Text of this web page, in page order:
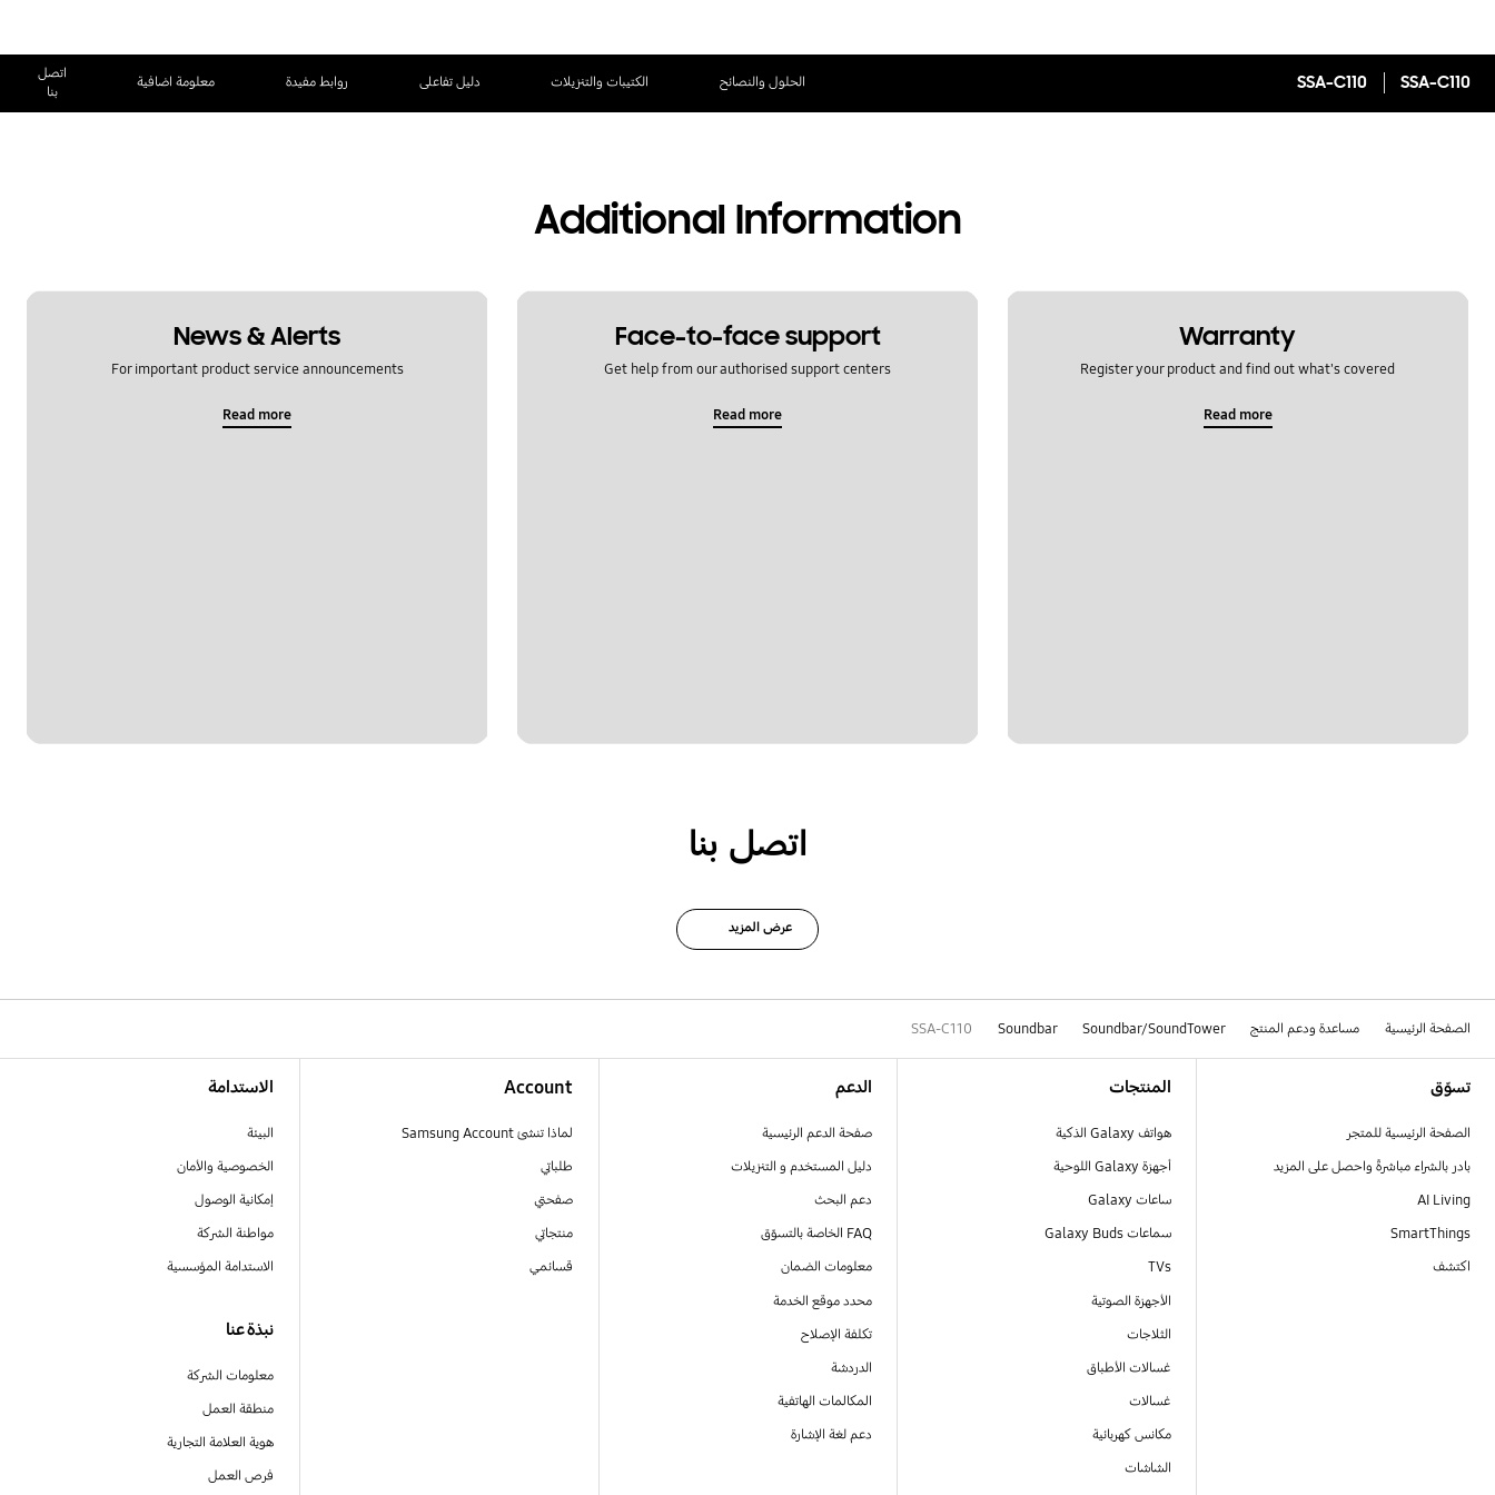
SSA-C110
SSA-C110 الحلول والنصائح الكتيبات والتنزيلات دليل تفاعلى روابط مفيدة معلومة اضافية
اتصل
بنا
Additional Information
Warranty
Register your product and find out what's covered
Read more
Face-to-face support
Get help from our authorised support centers
Read more
News & Alerts
For important product service announcements
Read more
اتصل بنا
عرض المزيد
الصفحة الرئيسية مساعدة ودعم المنتج Soundbar/SoundTower
Soundbar
SSA-C110
تسوّق
الصفحة الرئيسية للمتجر
بادر بالشراء مباشرةً واحصل على المزيد
AI Living
SmartThings
اكتشف
المنتجات
هواتف Galaxy الذكية
أجهزة Galaxy اللوحية
ساعات Galaxy
سماعات Galaxy Buds
TVs
الأجهزة الصوتية
الثلاجات
غسالات الأطباق
غسالات
مكانس كهربائية
الشاشات
الدعم
صفحة الدعم الرئيسية
دليل المستخدم و التنزيلات
دعم البحث
FAQ الخاصة بالتسوّق
معلومات الضمان
محدد موقع الخدمة
تكلفة الإصلاح
الدردشة
المكالمات الهاتفية
دعم لغة الإشارة
Account
لماذا تنشئ Samsung Account
طلباتي
صفحتي
منتجاتي
قسائمي
الاستدامة
البيئة
الخصوصية والأمان
إمكانية الوصول
مواطنة الشركة
الاستدامة المؤسسية
نبذة عنا
معلومات الشركة
منطقة العمل
هوية العلامة التجارية
فرص العمل